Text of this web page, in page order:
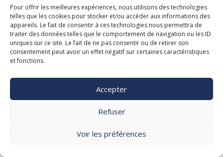
Pour offrir les meilleures expériences, nous utilisons des technologies
telles que les cookies pour stocker et/ou accéder aux informations des
appareils. Le fait de consentir à ces technologies nous permettra de
traiter des données telles que le comportement de navigation ou les ID
uniques sur ce site. Le fait de ne pas consentir ou de retirer son
consentement peut avoir un effet négatif sur certaines caractéristiques
et fonctions.
Accepter
Refuser
Voir les préférences
et de 13h30 à 17h00. Le standard téléphonique est ouvert le vendredi de
08h00 à 12h30 et de 13h30 à 16h00.
La Ligue 84
5, rue Adrien Marcel CS40163
84918 Avignon Cedex 9